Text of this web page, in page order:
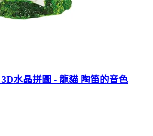
水晶拼圖 - 龍貓 陶笛的音色